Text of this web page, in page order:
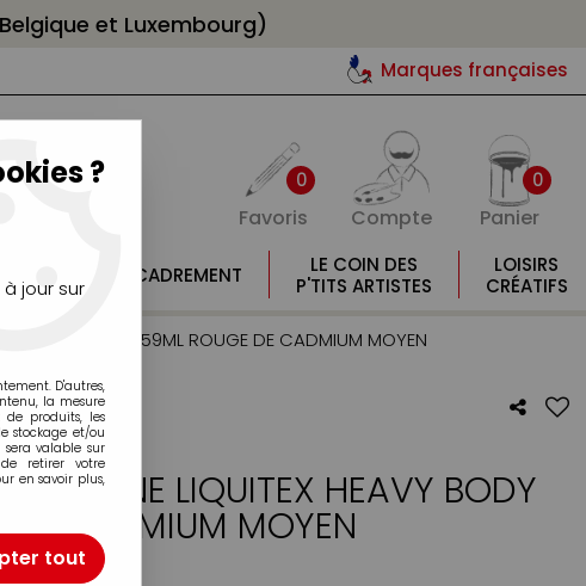
et Luxembourg)
Marques françaises
0
Favoris Compte
0
Panier
ENCADREMENT
LE COIN DES
P'TITS ARTISTES
LOISIRS
CRÉATIFS
HEAVY BODY 59ML ROUGE DE CADMIUM MOYEN
FINE LIQUITEX HEAVY BODY
CADMIUM MOYEN
votre avis !
?
jour sur
D'autres,
la mesure
produits, les
stockage et/ou
valable sur
retirer votre
en savoir plus,
tout